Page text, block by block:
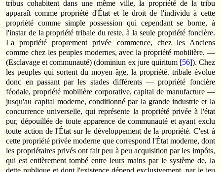
tribus cohabitent dans une même ville, la propriété de la tribu
apparaît comme propriété d'État et le droit de l'individu à cette
propriété comme simple possession qui cependant se borne, à
l'instar de la propriété tribale du reste, à la seule propriété foncière.
La propriété proprement privée commence, chez les Anciens
comme chez les peuples modernes, avec la propriété mobilière. —
(Esclavage et communauté) (dominiun ex jure quiritum [56]). Chez
les peuples qui sortent du moyen âge, la propriété. tribale évolue
donc en passant par les stades différents — propriété foncière
féodale, propriété mobilière corporative, capital de manufacture —
jusqu'au capital moderne, conditionné par la grande industrie et la
concurrence universelle, qui représente la propriété privée à l'état
pur, dépouillée de toute apparence de communauté et ayant exclu
toute action de l'État sur le développement de la propriété. C'est à
cette propriété privée moderne que correspond l'État moderne, dont
les propriétaires privés ont fait peu à peu acquisition par les impôts,
qui est entièrement tombé entre leurs mains par le système de, la
dette publique et dont l'existence dépend exclusivement, par le jeu